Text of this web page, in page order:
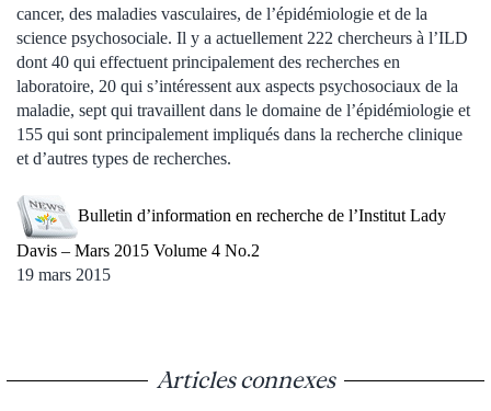
cancer, des maladies vasculaires, de l’épidémiologie et de la
science psychosociale. Il y a actuellement 222 chercheurs à l’ILD
dont 40 qui effectuent principalement des recherches en
laboratoire, 20 qui s’intéressent aux aspects psychosociaux de la
maladie, sept qui travaillent dans le domaine de l’épidémiologie et
155 qui sont principalement impliqués dans la recherche clinique
et d’autres types de recherches.
Bulletin d’information en recherche de l’Institut Lady
Davis – Mars 2015 Volume 4 No.2
19 mars 2015
Articles connexes